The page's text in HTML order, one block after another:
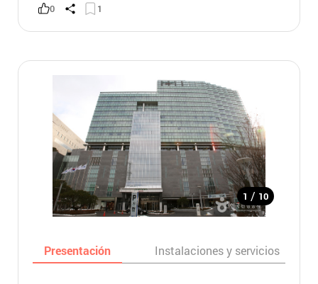
0 1
1 / 10
Presentación Instalaciones y servicios